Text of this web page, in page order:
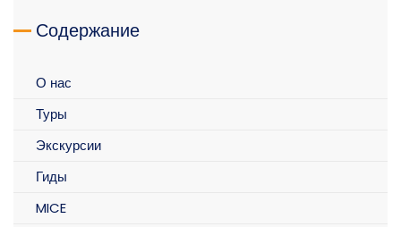
Содержание
О нас
Туры
Экскурсии
Гиды
MICE